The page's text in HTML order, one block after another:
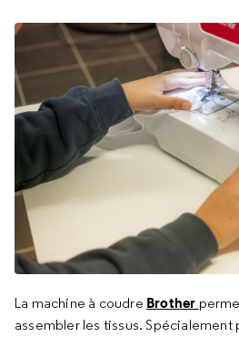
La machine à coudre Brother
assembler les tissus. Spécialement